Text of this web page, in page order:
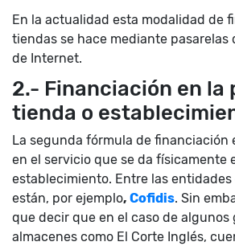
En la actualidad esta modalidad de
tiendas se hace mediante pasarelas
de Internet.
2.- Financiación en la
tienda o
La segunda fórmula de financiación
en el servicio que se da físicamente
establecimiento. Entre las
están, por ejemplo, Cofidis. Sin
que decir que en el caso de algunos
almacenes como El Corte Inglés,